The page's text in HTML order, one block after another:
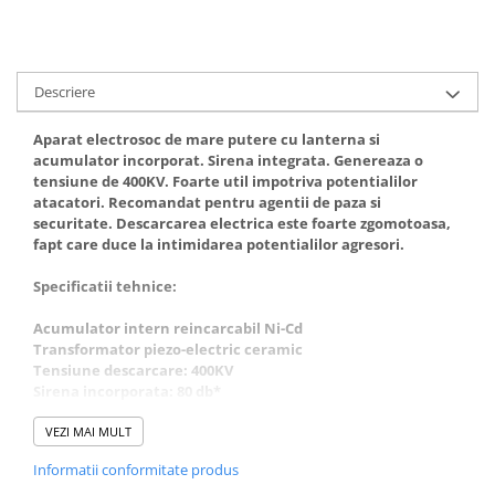
Viori
Descriere
Aparat electrosoc de mare putere cu lanterna si
acumulator incorporat. Sirena integrata. Genereaza o
tensiune de 400KV. Foarte util impotriva potentialilor
atacatori. Recomandat pentru agentii de paza si
securitate. Descarcarea electrica este foarte zgomotoasa,
fapt care duce la intimidarea potentialilor agresori.
Specificatii tehnice:
Acumulator intern reincarcabil Ni-Cd
Transformator piezo-electric ceramic
Tensiune descarcare: 400KV
Functie de lanterna.
25-30 m.
VEZI MAI MULT
Informatii conformitate produs